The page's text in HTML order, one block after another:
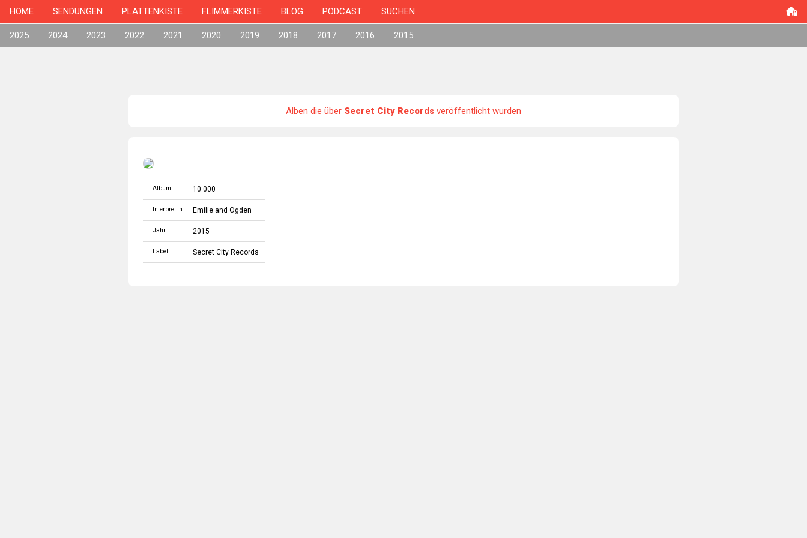
HOME SENDUNGEN PLATTENKISTE FLIMMERKISTE BLOG PODCAST SUCHEN
2025 2024 2023 2022 2021 2020 2019 2018 2017 2016 2015
Alben die über Secret City Records veröffentlicht wurden
Album 10 000
Interpret:in Emilie and Ogden
Jahr 2015
Label Secret City Records